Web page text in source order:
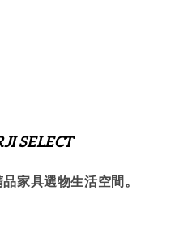
SELECT
家具選物生活空間。